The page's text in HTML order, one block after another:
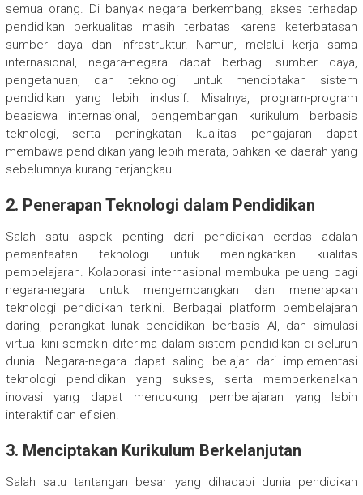
semua orang. Di banyak negara berkembang, akses terhadap
pendidikan berkualitas masih terbatas karena keterbatasan
sumber daya dan infrastruktur. Namun, melalui kerja sama
internasional, negara-negara dapat berbagi sumber daya,
pengetahuan, dan teknologi untuk menciptakan sistem
pendidikan yang lebih inklusif. Misalnya, program-program
beasiswa internasional, pengembangan kurikulum berbasis
teknologi, serta peningkatan kualitas pengajaran dapat
membawa pendidikan yang lebih merata, bahkan ke daerah yang
sebelumnya kurang terjangkau.
2. Penerapan Teknologi dalam Pendidikan
Salah satu aspek penting dari pendidikan cerdas adalah
pemanfaatan teknologi untuk meningkatkan kualitas
pembelajaran. Kolaborasi internasional membuka peluang bagi
negara-negara untuk mengembangkan dan menerapkan
teknologi pendidikan terkini. Berbagai platform pembelajaran
daring, perangkat lunak pendidikan berbasis AI, dan simulasi
virtual kini semakin diterima dalam sistem pendidikan di seluruh
dunia. Negara-negara dapat saling belajar dari implementasi
teknologi pendidikan yang sukses, serta memperkenalkan
inovasi yang dapat mendukung pembelajaran yang lebih
interaktif dan efisien.
3. Menciptakan Kurikulum Berkelanjutan
Salah satu tantangan besar yang dihadapi dunia pendidikan